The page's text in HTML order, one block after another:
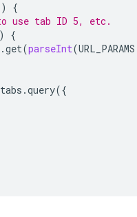
{
use tab ID 5, etc.
{
.get(parseInt(URL_PARAMS
tabs .query({